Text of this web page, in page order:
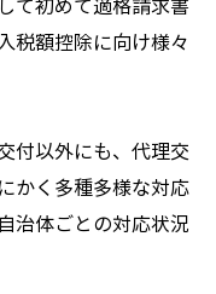
て初めて適格請求書
税額控除に向け様々
付以外にも、代理交
かく多種多様な対応
治体ごとの対応状況